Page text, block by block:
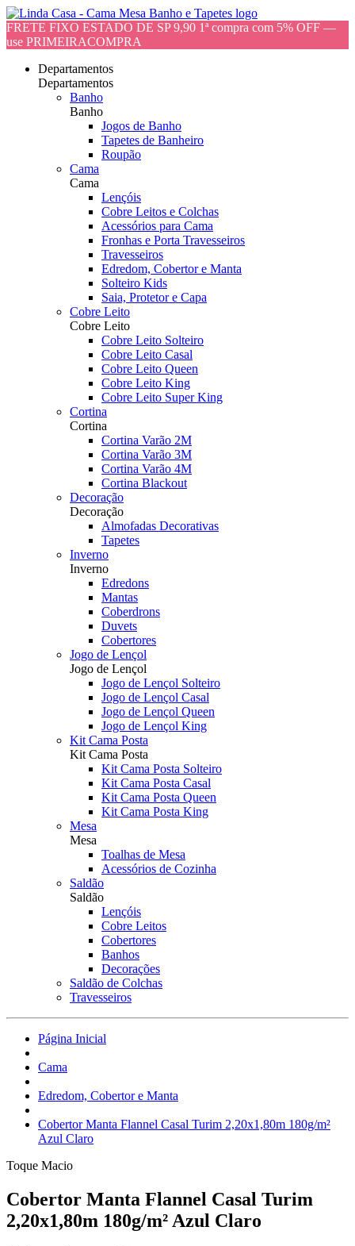
FRETE FIXO ESTADO DE SP 9,90 1ª compra com 5% OFF —
use PRIMEIRACOMPRA
Departamentos
Departamentos
Banho
Banho
Jogos de Banho
Tapetes de Banheiro
Roupão
Cama
Cama
Lençóis
Cobre Leitos e Colchas
Acessórios para Cama
Fronhas e Porta Travesseiros
Travesseiros
Edredom, Cobertor e Manta
Solteiro Kids
Saia, Protetor e Capa
Cobre Leito
Cobre Leito
Cobre Leito Solteiro
Cobre Leito Casal
Cobre Leito Queen
Cobre Leito King
Cobre Leito Super King
Cortina
Cortina
Cortina Varão 2M
Cortina Varão 3M
Cortina Varão 4M
Cortina Blackout
Decoração
Decoração
Almofadas Decorativas
Tapetes
Inverno
Inverno
Edredons
Mantas
Coberdrons
Duvets
Cobertores
Jogo de Lençol
Jogo de Lençol
Jogo de Lençol Solteiro
Jogo de Lençol Casal
Jogo de Lençol Queen
Jogo de Lençol King
Kit Cama Posta
Kit Cama Posta
Kit Cama Posta Solteiro
Kit Cama Posta Casal
Kit Cama Posta Queen
Kit Cama Posta King
Mesa
Mesa
Toalhas de Mesa
Acessórios de Cozinha
Saldão
Saldão
Lençóis
Cobre Leitos
Cobertores
Banhos
Decorações
Saldão de Colchas
Travesseiros
Página Inicial
Cama
Edredom, Cobertor e Manta
Cobertor Manta Flannel Casal Turim 2,20x1,80m 180g/m²
Azul Claro
Toque Macio
Cobertor Manta Flannel Casal Turim
2,20x1,80m 180g/m² Azul Claro